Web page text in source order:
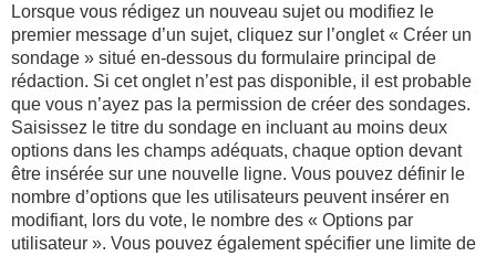
Lorsque vous rédigez un nouveau sujet ou modifiez le
premier message d’un sujet, cliquez sur l’onglet « Créer un
sondage » situé en-dessous du formulaire principal de
rédaction. Si cet onglet n’est pas disponible, il est probable
que vous n’ayez pas la permission de créer des sondages.
Saisissez le titre du sondage en incluant au moins deux
options dans les champs adéquats, chaque option devant
être insérée sur une nouvelle ligne. Vous pouvez définir le
nombre d’options que les utilisateurs peuvent insérer en
modifiant, lors du vote, le nombre des « Options par
utilisateur ». Vous pouvez également spécifier une limite de